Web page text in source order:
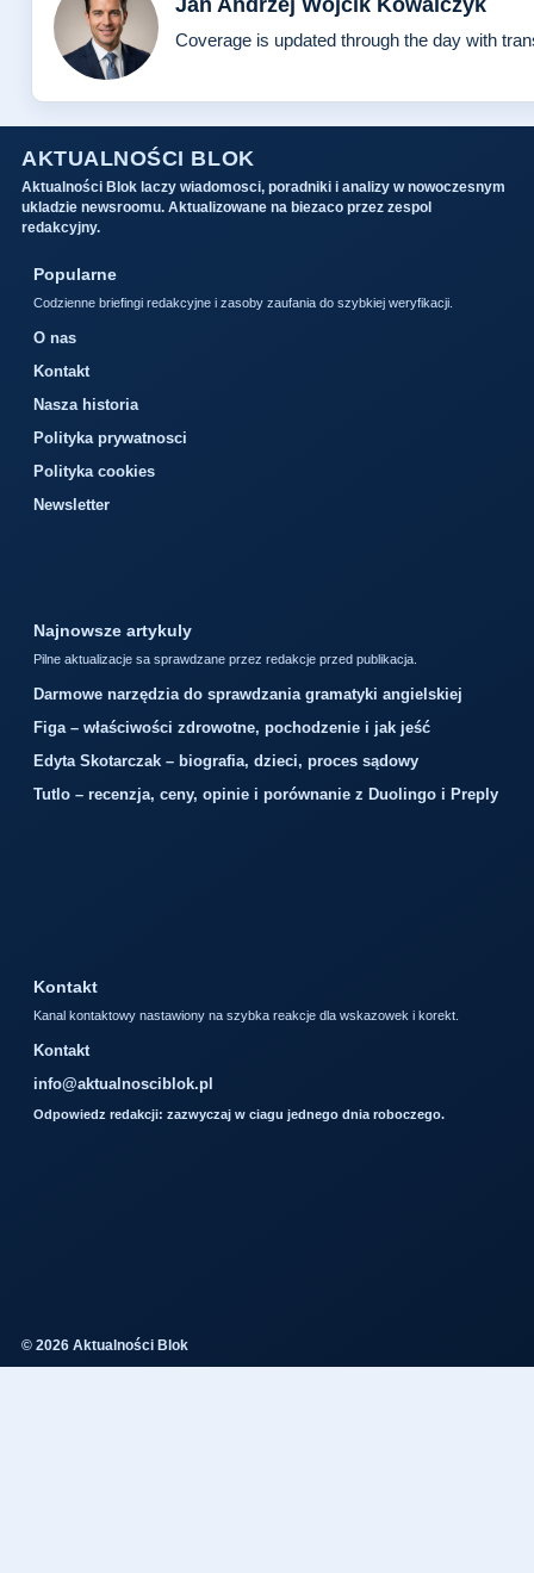
Coverage is updated through the day with
AKTUALNOŚCI BLOK
Aktualności Blok laczy wiadomosci, poradniki i analizy w nowoczesnym
ukladzie newsroomu. Aktualizowane na biezaco przez zespol
redakcyjny.
Popularne
Codzienne briefingi redakcyjne i zasoby zaufania do szybkiej weryfikacji.
O nas
Kontakt
Nasza historia
Polityka prywatnosci
Polityka cookies
Newsletter
Najnowsze artykuly
Pilne aktualizacje sa sprawdzane przez redakcje przed publikacja.
Darmowe narzędzia do sprawdzania gramatyki angielskiej
Figa – właściwości zdrowotne, pochodzenie i jak jeść
Edyta Skotarczak – biografia, dzieci, proces sądowy
Tutlo – recenzja, ceny, opinie i porównanie z Duolingo i Preply
Kontakt
Kanal kontaktowy nastawiony na szybka reakcje dla wskazowek i korekt.
Kontakt
info@aktualnosciblok.pl
Odpowiedz redakcji: zazwyczaj w ciagu jednego dnia roboczego.
© 2026 Aktualności Blok